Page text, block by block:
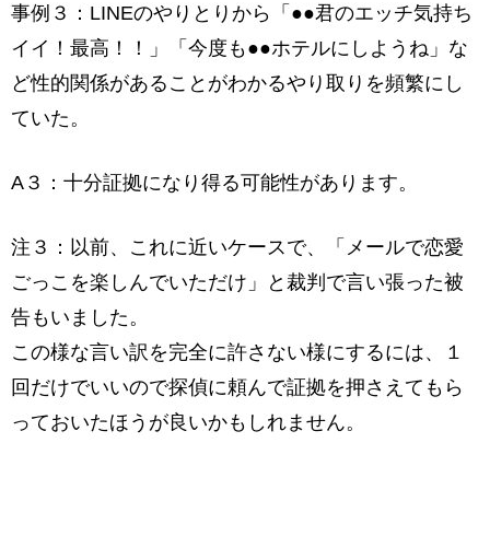
事例３：LINEのやりとりから「●●君のエッチ気持ち
イイ！最高！！」「今度も●●ホテルにしようね」な
ど性的関係があることがわかるやり取りを頻繁にし
ていた。
A３：十分証拠になり得る可能性があります。
注３：以前、これに近いケースで、「メールで恋愛
ごっこを楽しんでいただけ」と裁判で言い張った被
告もいました。
この様な言い訳を完全に許さない様にするには、１
回だけでいいので探偵に頼んで証拠を押さえてもら
っておいたほうが良いかもしれません。